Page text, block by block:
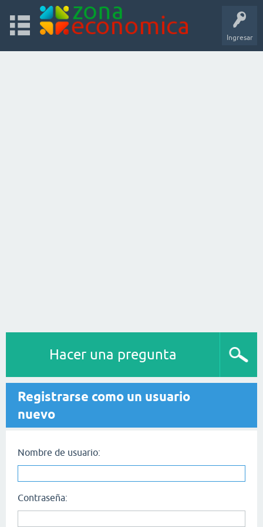
Ingresar
Hacer una pregunta
Registrarse como un usuario
nuevo
Nombre de usuario:
Contraseña: